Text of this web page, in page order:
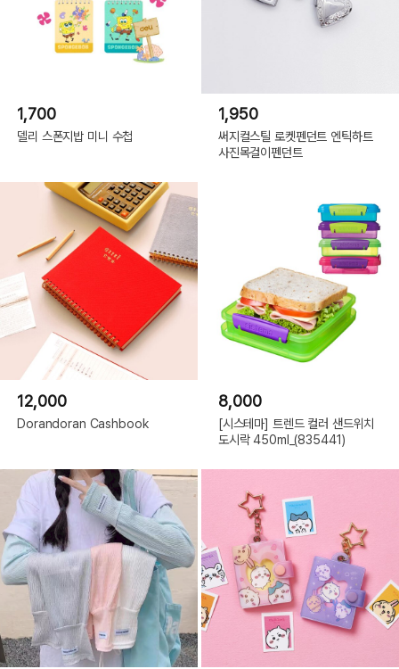
1,700
델리 스폰지밥 미니 수첩
1,950
써지컬스틸 로켓펜던트 엔틱하트
사진목걸이펜던트
12,000
Dorandoran Cashbook
8,000
[시스테마] 트렌드 컬러 샌드위치
도시락 450ml_(835441)